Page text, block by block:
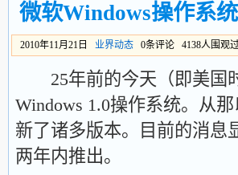
微软Windows操作系
2010年11月21日 业界动态 0条评论 4138人围观
25年前的今天（即美国时
Windows 1.0操作系统。从
新了诸多版本。目前的消息
两年内推出。